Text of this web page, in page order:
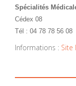
Spécialités
Cédex 08
Tél : 04 78 78 56 08
Informations : Site